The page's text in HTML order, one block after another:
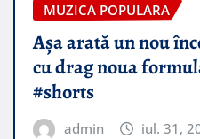
MUZICA POPULARA
Așa arată un nou
cu drag noua
#shorts
admin iul. 31,